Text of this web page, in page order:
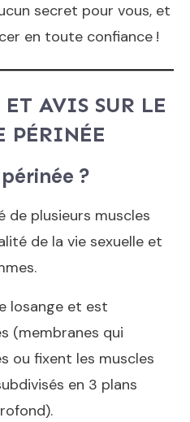
secret pour vous, et
en toute confiance !
ET AVIS SUR LE
PÉRINÉE
?
de plusieurs muscles
de la vie sexuelle et
losange et est
(membranes qui
ou fixent les muscles
en 3 plans